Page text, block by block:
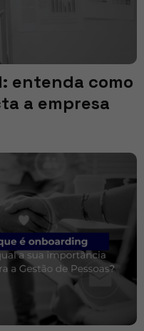
entenda como
a empresa